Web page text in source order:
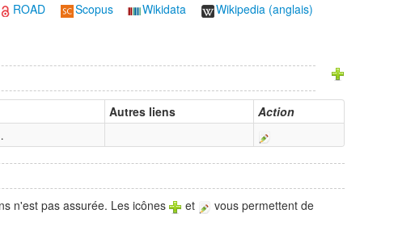
ROAD Scopus Wikidata
Wikipedia (anglais)
Autres liens
Action
n'est pas assurée. Les icônes et
vous permettent de